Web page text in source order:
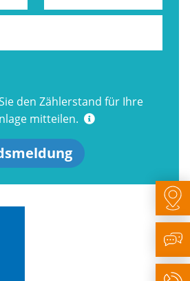
den Zählerstand für Ihre
mitteilen.